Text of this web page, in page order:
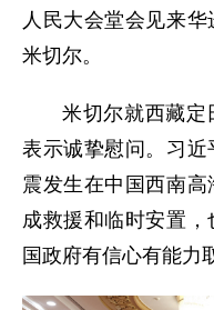
人民大会堂会见来
米切尔。
米切尔就西藏定
表示诚挚慰问。习
震发生在中国西南
成救援和临时安置
国政府有信心有能力